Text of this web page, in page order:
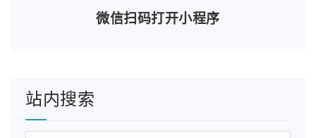
微信扫码打开小程序
站内搜索